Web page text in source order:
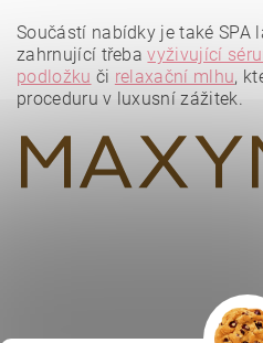
osobních údajů.
Součástí nabídky je také SPA
zahrnující třebavyživující
podložku či relaxační mlhu,
proceduru v luxusní zážitek.